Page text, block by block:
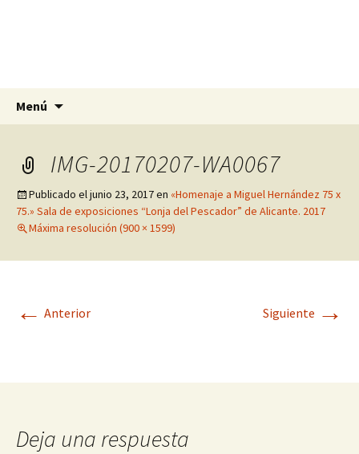
Menú
IMG-20170207-WA0067
Publicado eljunio 23, 2017en «Homenaje a Miguel Hernández 75 x
75.» Sala de exposiciones “Lonja del Pescador” de Alicante. 2017
Máxima resolución (900 × 1599)
← Anterior Siguiente →
Deja una respuesta